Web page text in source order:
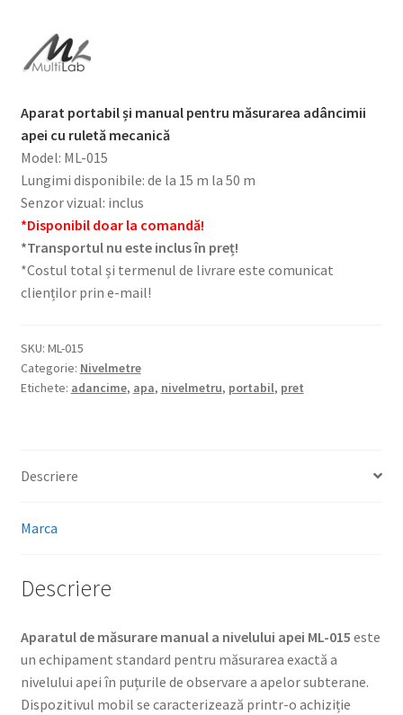
Aparat portabil și manual pentru măsurarea adâncimii
apei cu ruletă mecanică
Model: ML-015
Lungimi disponibile: de la 15 m la 50 m
Senzor vizual: inclus
*Disponibil doar la comandă!
*Transportul nu este inclus în preț!
*Costul total și termenul de livrare este comunicat
clienților prin e-mail!
SKU: ML-015
Categorie: Nivelmetre
Etichete: adancime, apa, nivelmetru, portabil, pret
Descriere
Marca
Descriere
Aparatul de măsurare manual a nivelului apei ML-015 este
un echipament standard pentru măsurarea exactă a
nivelului apei în puțurile de observare a apelor subterane.
Dispozitivul mobil se caracterizează printr-o achiziție